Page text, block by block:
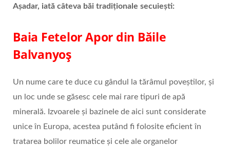
Așadar, iată câteva băi tradiționale secuiești:
Baia Fetelor Apor din Băile
Balvanyoș
Un nume care te duce cu gândul la tărâmul poveștilor, și
un loc unde se găsesc cele mai rare tipuri de apă
minerală. Izvoarele și bazinele de aici sunt considerate
unice în Europa, acestea putând fi folosite eficient în
tratarea bolilor reumatice şi cele ale organelor